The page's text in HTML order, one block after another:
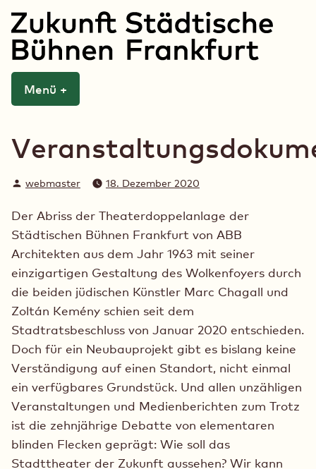
Zum
Inhalt
springen
Zukunft Städtische
Menü +
Verfasst
webmaster 18. Dezember 2020
Der Abriss der Theaterdoppelanlage der
Städtischen Bühnen Frankfurt von ABB
Architekten aus dem Jahr 1963 mit seiner
einzigartigen Gestaltung des Wolkenfoyers durch
die beiden jüdischen Künstler Marc Chagall und
Zoltán Kemény schien seit dem
Stadtratsbeschluss von Januar 2020 entschieden.
Doch für ein Neubauprojekt gibt es bislang keine
Verständigung auf einen Standort, nicht einmal
ein verfügbares Grundstück. Und allen unzähligen
Veranstaltungen und Medienberichten zum Trotz
ist die zehnjährige Debatte von elementaren
blinden Flecken geprägt: Wie soll das
Stadttheater der Zukunft aussehen? Wir kann